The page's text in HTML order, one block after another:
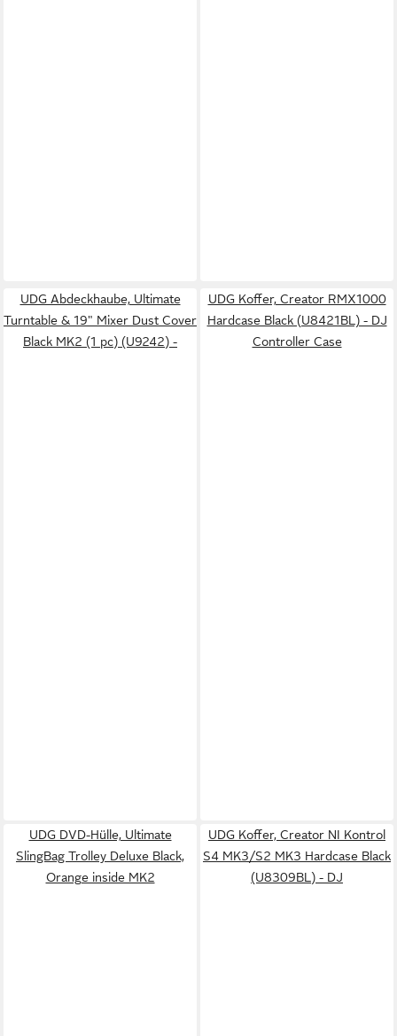
UDG Abdeckhaube, Ultimate
Turntable & 19" Mixer Dust Cover
Black MK2 (1 pc) (U9242) -
UDG Koffer, Creator RMX1000
Hardcase Black (U8421BL) - DJ
Controller Case
UDG DVD-Hülle, Ultimate
SlingBag Trolley Deluxe Black,
Orange inside MK2
UDG Koffer, Creator NI Kontrol
S4 MK3/S2 MK3 Hardcase Black
(U8309BL) - DJ